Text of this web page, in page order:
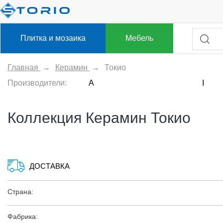
Плитка и мозаика Мебель
Главная → Керамин →
Токио
Производители:
A
Коллекция Керамин Токио
ДОСТАВКА
Страна:
Фабрика: